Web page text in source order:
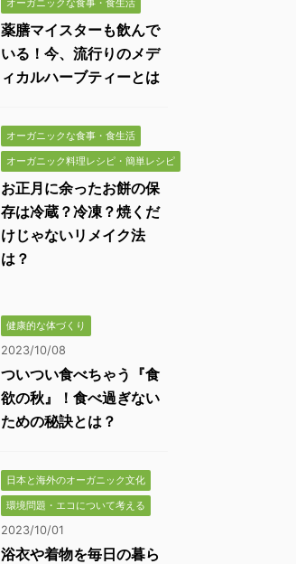
オーガニックな食事・食生活
薬膳マイスターも飲んで
いる！今、流行りのメデ
ィカルハーブティーとは
オーガニックな食事・食生活
オーガニック料理レシピ・簡単レシピ
お正月に余ったお餅の保
存は冷蔵？冷凍？焼くだ
けじゃないリメイク法
は？
健康的な体づくり
2023/10/08
ついつい食べちゃう『食
欲の秋』！食べ過ぎない
ための秘訣とは？
日本と海外のオーガニック文化
環境問題・エコについて考える
2023/10/01
浴衣や着物を毎日の暮ら